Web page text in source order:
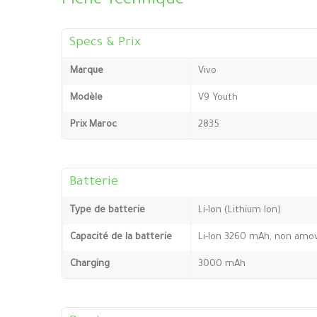
Specs & Prix
Marque Vivo
Modèle V9 Youth
Prix Maroc 2835
Batterie
Type de batterie Li-Ion (Lithium Ion)
Capacité de la batterie Li-Ion 3260 mAh, non
Charging 3000 mAh